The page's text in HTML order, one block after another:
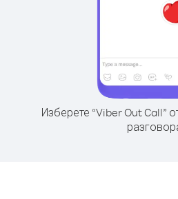
Изберете “Viber Out Call”